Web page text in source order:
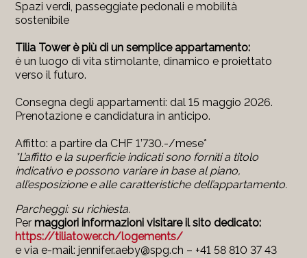
Spazi verdi, passeggiate pedonali e mobilità
sostenibile
Tilia Tower è più di un semplice appartamento:
è un luogo di vita stimolante, dinamico e proiettato
verso il futuro.
Consegna degli appartamenti: dal 15 maggio 2026.
Prenotazione e candidatura in anticipo.
Affitto: a partire da CHF 1’730.-/mese*
*L’affitto e la superficie indicati sono forniti a titolo
indicativo e possono variare in base al piano,
all’esposizione e alle caratteristiche dell’appartamento.
Parcheggi: su richiesta.
Permaggiori informazioni visitare il sito dedicato:
https://tiliatower.ch/logements/
e via e-mail: jennifer.aeby@spg.ch – +41 58 810 37 43